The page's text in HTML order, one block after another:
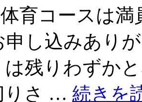
体育コースは満
申し込みあり
は残りわずか
りさ … 続きを